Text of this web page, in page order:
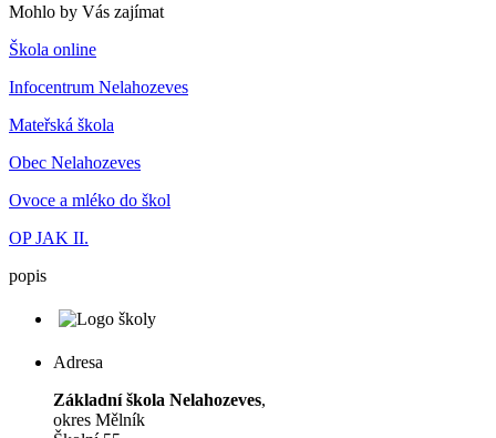
Mohlo by Vás zajímat
Škola online
Infocentrum Nelahozeves
Mateřská škola
Obec Nelahozeves
Ovoce a mléko do škol
OP JAK II.
popis
Adresa
Základní škola Nelahozeves,
okres Mělník